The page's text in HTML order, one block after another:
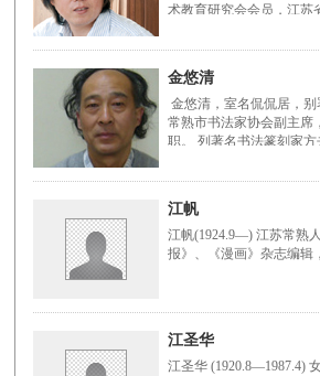
术教育研究会会员，江
金悠清
金悠清，室名侃侃居，
常熟市书法家协会副主席
职。 列著名书法篆刻家
江帆
江帆(1924.9—) 江苏常熟
报》、《漫画》杂志编
江圣华
江圣华 (1920.8—1987.4)